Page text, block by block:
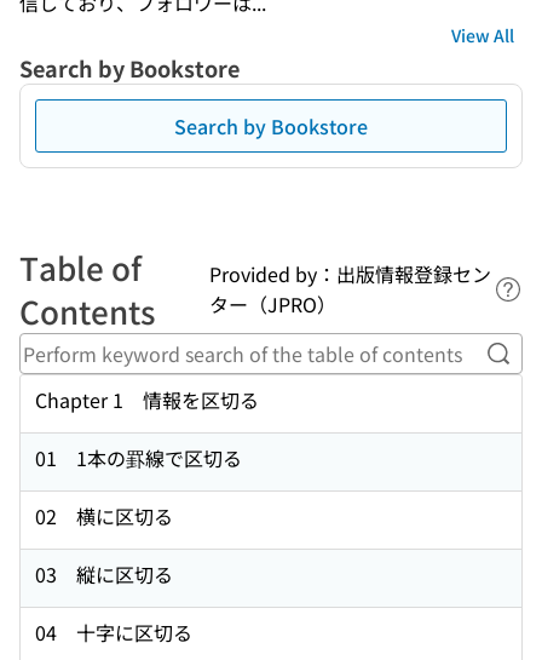
View All
Search by Bookstore
Search by Bookstore
Table of
Contents
Provided by：出版情報登録セン
ター（JPRO）
Chapter 1 情報を区切る
01 1本の罫線で区切る
02 横に区切る
03 縦に区切る
04 十字に区切る